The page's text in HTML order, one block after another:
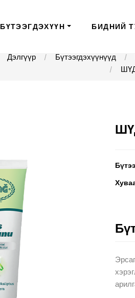
БҮТЭЭГДЭХҮҮН БИДНИЙ
Дэлгүүр Бүтээгдэхүүнүүд